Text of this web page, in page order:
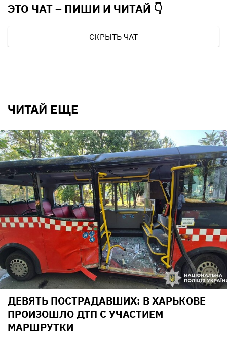
ЭТО ЧАТ – ПИШИ И ЧИТАЙ 👇
СКРЫТЬ ЧАТ
ЧИТАЙ ЕЩЕ
ДЕВЯТЬ ПОСТРАДАВШИХ: В ХАРЬКОВЕ
ПРОИЗОШЛО ДТП С УЧАСТИЕМ
МАРШРУТКИ